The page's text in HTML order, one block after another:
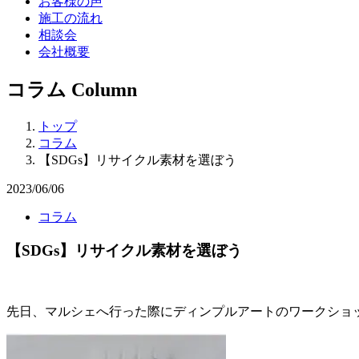
施工の流れ
相談会
会社概要
コラム Column
トップ
コラム
【SDGs】リサイクル素材を選ぼう
2023/06/06
コラム
【SDGs】リサイクル素材を選ぼう
先日、マルシェへ行った際にディンプルアートのワークショ